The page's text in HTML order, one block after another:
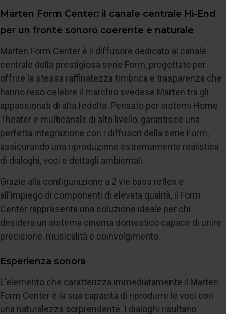
Marten Form Center: il canale centrale Hi-End
per un fronte sonoro coerente e naturale
Marten Form Center è il diffusore dedicato al canale
centrale della prestigiosa serie Form, progettato per
offrire la stessa raffinatezza timbrica e trasparenza che
hanno reso celebre il marchio svedese Marten tra gli
appassionati di alta fedeltà. Pensato per sistemi Home
Theater e multicanale di alto livello, garantisce una
perfetta integrazione con i diffusori della serie Form,
assicurando una riproduzione estremamente realistica
di dialoghi, voci e dettagli ambientali.
Grazie alla configurazione a 2 vie bass reflex e
all'impiego di componenti di elevata qualità, il Form
Center rappresenta una soluzione ideale per chi
desidera un sistema cinema domestico capace di unire
precisione, musicalità e coinvolgimento.
Esperienza sonora
L'elemento che caratterizza immediatamente il Marten
Form Center è la sua capacità di riprodurre le voci con
una naturalezza sorprendente. I dialoghi risultano